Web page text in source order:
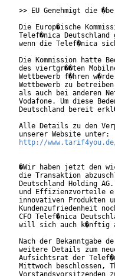
>> EU Genehmigt die
Die Europ�ische
Telef�nica
wenn die Telef�nica
Die Kommission hatte
des viertgr��ten
Wettbewerb f�hren
Wettbewerb zu
als auch bei anderen
Vodafone. Um diese
Deutschland bereit
Alle Details zu den
http://www.tarif4you.de/
�Wir haben jetzt den
die Transaktion
Deutschland Holding
und Effizienzvorteile
innovativen Produkten
Kundenzufriedenheit
CFO Telef�nica
will sich auch k�nftig
Nach der Bekanntgabe
weitere Details zum
Aufsichtsrat der
Mittwoch beschlossen,
Vorstandsvorsitzenden